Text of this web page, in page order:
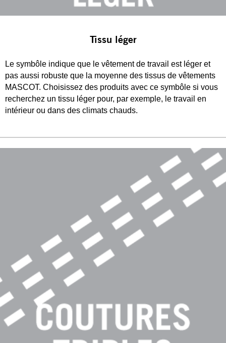
Tissu léger
Le symbôle indique que le vêtement de travail est léger et
pas aussi robuste que la moyenne des tissus de vêtements
MASCOT. Choisissez des produits avec ce symbôle si vous
recherchez un tissu léger pour, par exemple, le travail en
intérieur ou dans des climats chauds.